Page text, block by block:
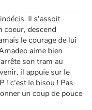
Il s'assoit
coeur, descend
le courage de lui
aime bien
son tram au
il appuie sur le
! c'est le bisou ! Pas
un coup de pouce